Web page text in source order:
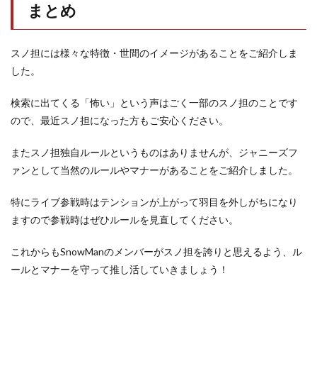
まとめ
スノ担には様々な特徴・世間のイメージがあることをご紹介しま
した。
検索に出てくる「怖い」という声はごく一部のスノ担のことです
ので、最近スノ担になった方もご安心ください。
またスノ担独自ルールというものはありませんが、ジャニーズフ
ァンとして当然のルールやマナーがあることをご紹介しました。
特にライブ参戦時はテンションが上がって羽目を外しがちになり
ますので参戦時はぜひルールを見直してください。
これからもSnowManのメンバーがスノ担を誇りと思えるよう、ル
ールとマナーを守って推し活していきましょう！